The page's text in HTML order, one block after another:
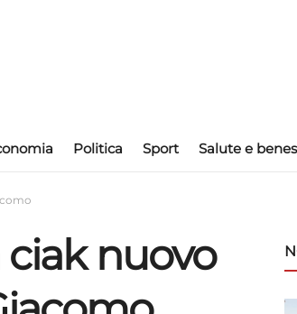
Politica Sport Salute e
ciak nuovo